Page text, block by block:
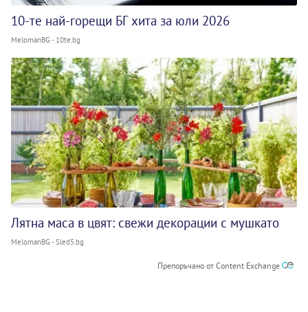
10-те най-горещи БГ хита за юли 2026
MelomanBG - 10te.bg
Лятна маса в цвят: свежи декорации с мушкато
MelomanBG - Sled5.bg
Препоръчано от Content Exchange